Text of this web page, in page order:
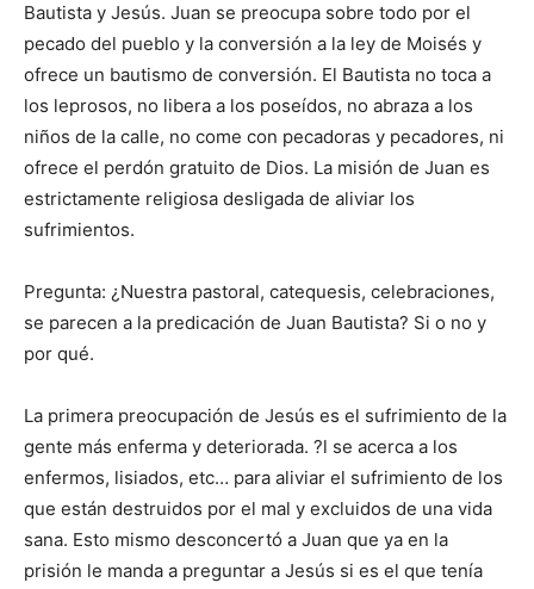
Bautista y Jesús. Juan se preocupa sobre todo por el
pecado del pueblo y la conversión a la ley de Moisés y
ofrece un bautismo de conversión. El Bautista no toca a
los leprosos, no libera a los poseídos, no abraza a los
niños de la calle, no come con pecadoras y pecadores, ni
ofrece el perdón gratuito de Dios. La misión de Juan es
estrictamente religiosa desligada de aliviar los
sufrimientos.
Pregunta: ¿Nuestra pastoral, catequesis, celebraciones,
se parecen a la predicación de Juan Bautista? Si o no y
por qué.
La primera preocupación de Jesús es el sufrimiento de la
gente más enferma y deteriorada. ?l se acerca a los
enfermos, lisiados, etc… para aliviar el sufrimiento de los
que están destruidos por el mal y excluidos de una vida
sana. Esto mismo desconcertó a Juan que ya en la
prisión le manda a preguntar a Jesús si es el que tenía